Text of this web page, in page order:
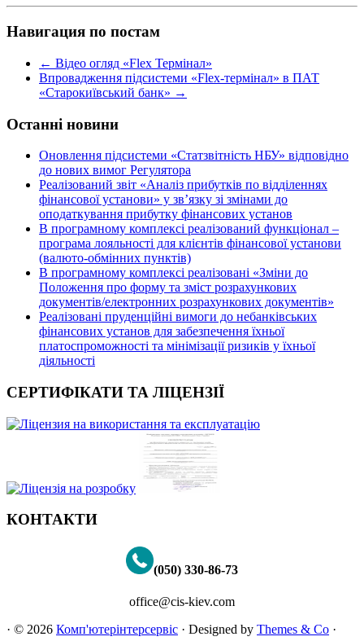
Навигация по постам
← Відео огляд «Flex Термінал»
Впровадження підсистеми «Flex-термінал» в ПАТ
«Старокиївський банк» →
Останні новини
Оновлення підсистеми «Статзвітність НБУ» відповідно
до нових вимог Регулятора
Реалізований звіт «Аналіз прибутків по відділеннях
фінансової установи» у зв’язку зі змінами до
оподаткування прибутку фінансових установ
В програмному комплексі реалізований функціонал –
програма лояльності для клієнтів фінансової установи
(валюто-обмінних пунктів)
В програмному комплексі реалізовані «Зміни до
Положення про форму та зміст розрахункових
документів/електронних розрахункових документів»
Реалізовані пруденційні вимоги до небанківських
фінансових установ для забезпечення їхньої
платоспроможності та мінімізації ризиків у їхньої
діяльності
СЕРТИФІКАТИ ТА ЛІЦЕНЗІЇ
КОНТАКТИ
(050) 330-86-73
office@cis-kiev.com
· © 2026 Комп'ютерінтерсервіс · Designed by Themes & Co ·